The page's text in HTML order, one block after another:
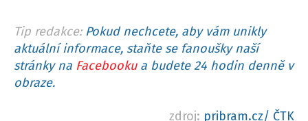
Tip redakce: Pokud nechcete, aby vám unikly
aktuální informace, staňte se fanoušky naší
stránky na Facebookua budete 24 hodin denně v
obraze.
zdroj: pribram.cz/ ČTK